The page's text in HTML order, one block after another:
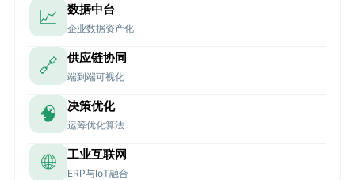
📈 数据中台
企业数据资产化
🔗 供应链协同
端到端可视化
🧠 决策优化
运筹优化算法
🌐 工业互联网
ERP与IoT融合